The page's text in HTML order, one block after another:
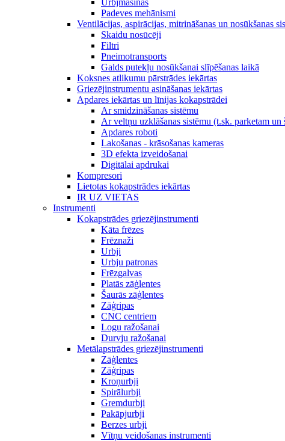
Urbjmašīnas
Padeves mehānismi
Ventilācijas, aspirācijas, mitrināšanas un nosūkšanas
Skaidu nosūcēji
Filtri
Pneimotransports
Galds putekļu nosūkšanai slīpēšanas laikā
Koksnes atlikumu pārstrādes iekārtas
Griezējinstrumentu asināšanas iekārtas
Apdares iekārtas un līnijas kokapstrādei
Ar smidzināšanas sistēmu
Ar veltņu uzklāšanas sistēmu (t.sk. parketam un
Apdares roboti
Lakošanas - krāsošanas kameras
3D efekta izveidošanai
Digitālai apdrukai
Kompresori
Lietotas kokapstrādes iekārtas
IR UZ VIETAS
Instrumenti
Kokapstrādes griezējinstrumenti
Kāta frēzes
Frēznaži
Urbji
Urbju patronas
Frēzgalvas
Platās zāģlentes
Šaurās zāģlentes
Zāģripas
CNC centriem
Logu ražošanai
Durvju ražošanai
Metālapstrādes griezējinstrumenti
Zāģlentes
Zāģripas
Kroņurbji
Spirālurbji
Gremdurbji
Pakāpjurbji
Berzes urbji
Vītņu veidošanas instrumenti